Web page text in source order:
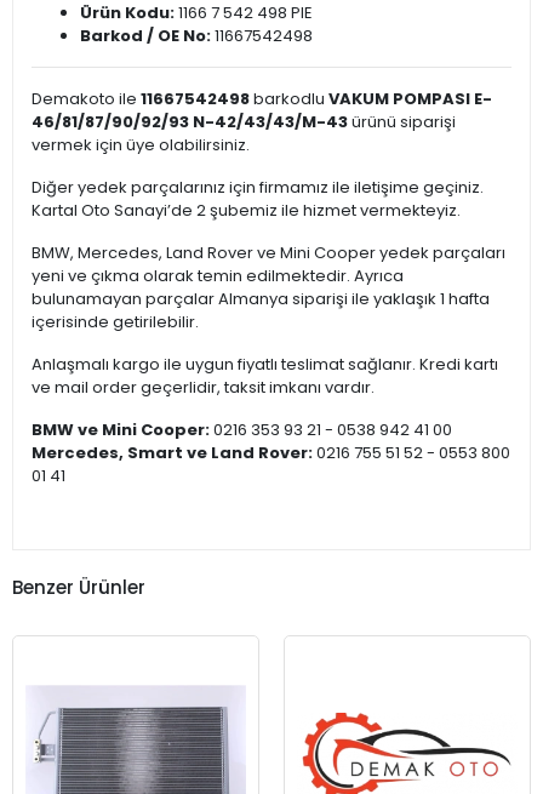
Ürün Kodu:1166 7 542 498 PIE
Barkod / OE No:11667542498
Demakoto ile 11667542498barkodlu VAKUM POMPASI E-
46/81/87/90/92/93 N-42/43/43/M-43ürünü siparişi
vermek için üye olabilirsiniz.
Diğer yedek parçalarınız için firmamız ile iletişime geçiniz.
Kartal Oto Sanayi’de 2 şubemiz ile hizmet vermekteyiz.
BMW, Mercedes, Land Rover ve Mini Cooper yedek parçaları
yeni ve çıkma olarak temin edilmektedir. Ayrıca
bulunamayan parçalar Almanya siparişi ile yaklaşık 1 hafta
içerisinde getirilebilir.
Anlaşmalı kargo ile uygun fiyatlı teslimat sağlanır. Kredi kartı
ve mail order geçerlidir, taksit imkanı vardır.
BMW ve Mini Cooper:0216 353 93 21 - 0538 942 41 00
Mercedes, Smart ve Land Rover:0216 755 51 52 - 0553 800
01 41
Benzer Ürünler